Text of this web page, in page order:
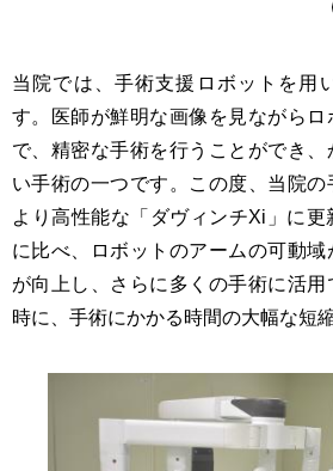
当院では、手術支援ロボットを用
す。医師が鮮明な画像を見ながらロ
で、精密な手術を行うことができ
い手術の一つです。この度、当院の
より高性能な「ダヴィンチXi」に
に比べ、ロボットのアームの可動
が向上し、さらに多くの手術に活用
時に、手術にかかる時間の大幅な短